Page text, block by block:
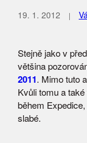
19. 1. 2012
Stejně jako v
většina
2011. Mimo tuto
Kvůli tomu a
během
slabé.